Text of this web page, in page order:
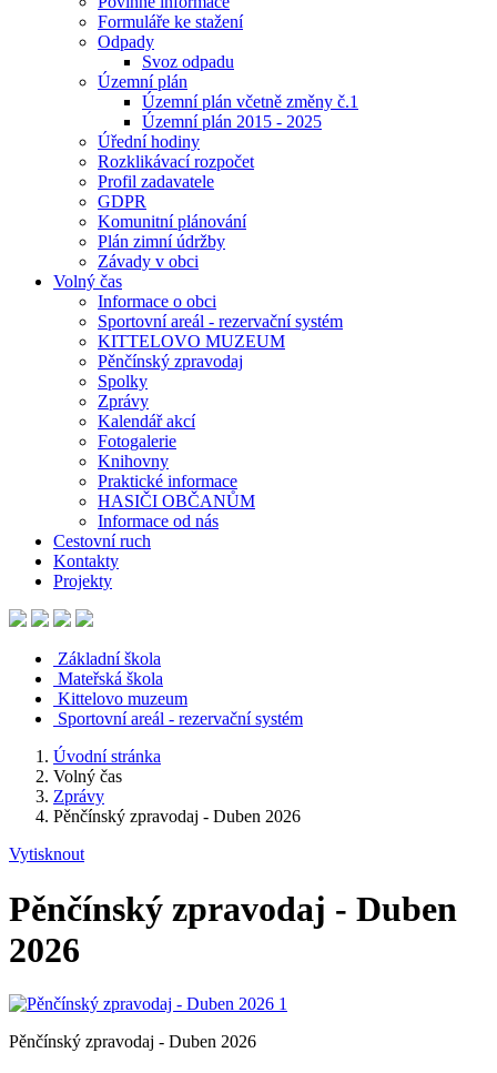
Formuláře ke stažení
Odpady
Svoz odpadu
Územní plán
Územní plán včetně změny č.1
Územní plán 2015 - 2025
Úřední hodiny
Rozklikávací rozpočet
Profil zadavatele
GDPR
Komunitní plánování
Plán zimní údržby
Závady v obci
Volný čas
Informace o obci
Sportovní areál - rezervační systém
KITTELOVO MUZEUM
Pěnčínský zpravodaj
Spolky
Zprávy
Kalendář akcí
Fotogalerie
Knihovny
Praktické informace
HASIČI OBČANŮM
Informace od nás
Cestovní ruch
Kontakty
Projekty
Základní škola
Mateřská škola
Kittelovo muzeum
Sportovní areál - rezervační systém
Úvodní stránka
Volný čas
Zprávy
Pěnčínský zpravodaj - Duben 2026
Vytisknout
Pěnčínský zpravodaj - Duben
2026
Pěnčínský zpravodaj - Duben 2026